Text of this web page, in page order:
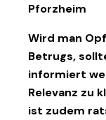
Pforzheim
Wird man
Betrugs,
informiert
Relevanz zu
ist zudem